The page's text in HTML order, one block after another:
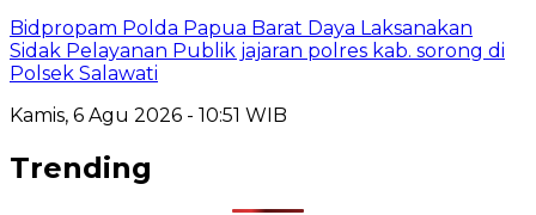
Bidpropam Polda Papua Barat Daya Laksanakan
Sidak Pelayanan Publik jajaran polres kab. sorong di
Polsek Salawati
Kamis, 6 Agu 2026 - 10:51 WIB
Trending